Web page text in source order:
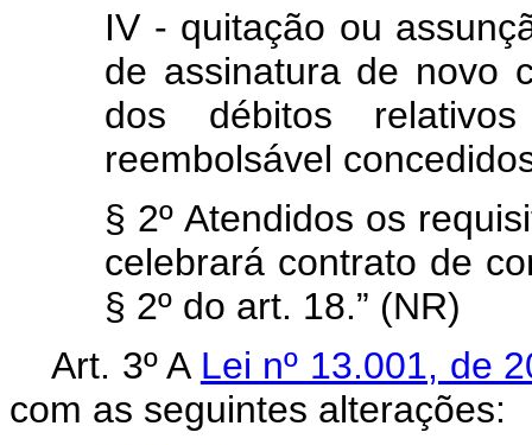
IV - quitação ou
de assinatura de novo
dos débitos
reembolsável
§ 2º Atendidos os
celebrará contrato de
§ 2º do art. 18.” (NR)
Art. 3º A Lei nº 13.001, de
com as seguintes alterações: